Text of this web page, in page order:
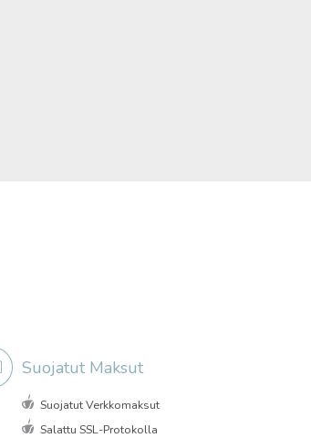
Suojatut Maksut
Suojatut Verkkomaksut
Salattu SSL-Protokolla